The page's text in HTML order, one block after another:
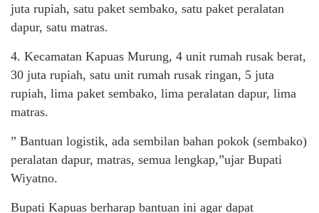
juta rupiah, satu paket sembako, satu paket peralatan
dapur, satu matras.
4. Kecamatan Kapuas Murung, 4 unit rumah rusak berat,
30 juta rupiah, satu unit rumah rusak ringan, 5 juta
rupiah, lima paket sembako, lima peralatan dapur, lima
matras.
” Bantuan logistik, ada sembilan bahan pokok (sembako)
peralatan dapur, matras, semua lengkap,”ujar Bupati
Wiyatno.
Bupati Kapuas berharap bantuan ini agar dapat